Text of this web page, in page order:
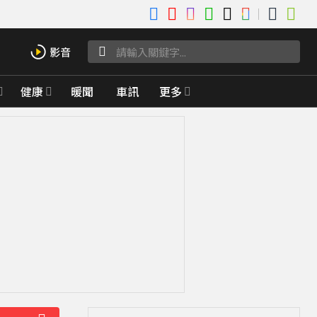
健康 暖聞 車訊 更多